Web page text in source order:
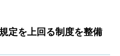
定を上回る制度を整備